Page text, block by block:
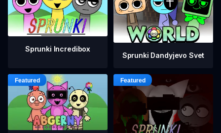
Sprunki Incredibox
Sprunki Dandyjevo Svet